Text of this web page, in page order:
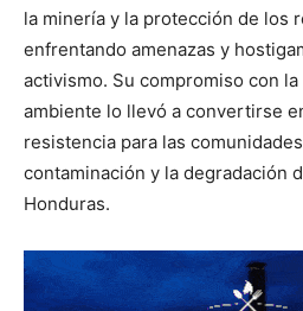
la minería y la protección de los
enfrentando amenazas y
activismo. Su compromiso con
ambiente lo llevó a convertirse
resistencia para las
contaminación y la degradación
Honduras.